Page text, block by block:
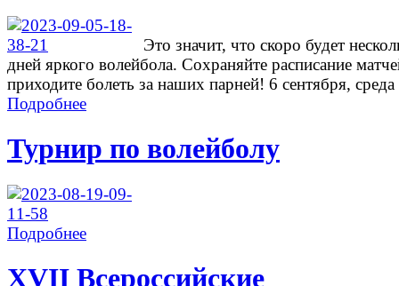
Это значит, что скоро будет
дней яркого волейбола. Сохраняйте расписание
приходите болеть за наших парней! 6 сентября, среда
Подробнее
Турнир по волейболу
Подробнее
ХVII Всероссийские